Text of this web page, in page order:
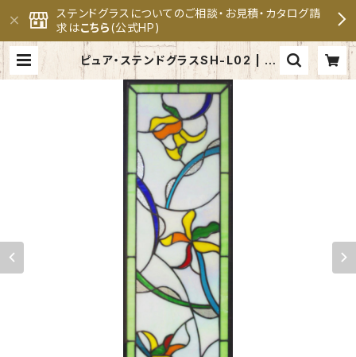
ステンドグラスについてのご相談・お見積・カタログ請
求はこちら(公式HP)
ピュア・ステンドグラスSH-L02 | セ
ブンホーム ステンドグラス専門メー
カー 公式オンラインショップ